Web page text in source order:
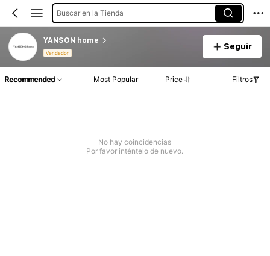
Buscar en la Tienda
YANSON home
Vendedor
Seguir
Recommended Most Popular Price Filtros
No hay coincidencias
Por favor inténtelo de nuevo.